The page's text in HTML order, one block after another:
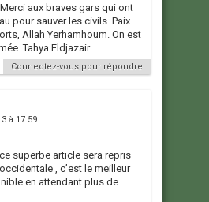
Merci aux braves gars qui ont
pour sauver les civils. Paix
Allah Yerhamhoum. On est
Tahya Eldjazair.
Connectez-vous pour répondre
à 17:59
superbe article sera repris
, c’est le meilleur
en attendant plus de